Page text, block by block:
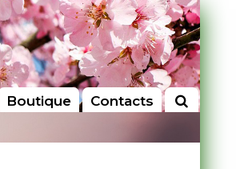
Boutique Contacts